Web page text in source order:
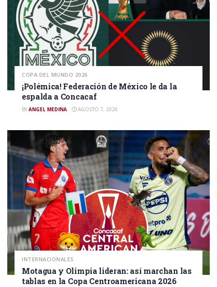
COPA DEL MUNDO 2026
¡Polémica! Federación de México le da la
espalda a Concacaf
BY ANGEL MEDINA AGOSTO 7, 2026
INTERNACIONALES
Motagua y Olimpia lideran: así marchan las
tablas en la Copa Centroamericana 2026